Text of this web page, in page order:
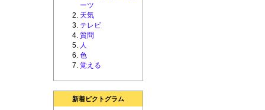
ーツ
天気
テレビ
質問
人
色
覚える
新着ピクトグラム